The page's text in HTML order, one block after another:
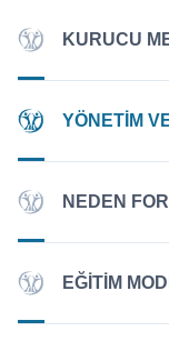
KURUCU
YÖNETIM
NEDEN
EĞITIM